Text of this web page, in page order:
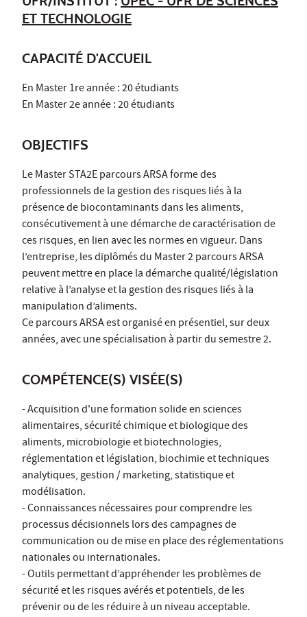
ET TECHNOLOGIE
CAPACITÉ D'ACCUEIL
En Master 1re année : 20 étudiants
En Master 2e année : 20 étudiants
OBJECTIFS
Le Master STA2E parcours ARSA forme des
professionnels de la gestion des risques liés à la
présence de biocontaminants dans les aliments,
consécutivement à une démarche de caractérisation de
ces risques, en lien avec les normes en vigueur. Dans
l’entreprise, les diplômés du Master 2 parcours ARSA
peuvent mettre en place la démarche qualité/législation
relative à l’analyse et la gestion des risques liés à la
manipulation d’aliments.
Ce parcours ARSA est organisé en présentiel, sur deux
années, avec une spécialisation à partir du semestre 2.
COMPÉTENCE(S) VISÉE(S)
- Acquisition d'une formation solide en sciences
alimentaires, sécurité chimique et biologique des
aliments, microbiologie et biotechnologies,
réglementation et législation, biochimie et techniques
analytiques, gestion / marketing, statistique et
modélisation.
- Connaissances nécessaires pour comprendre les
processus décisionnels lors des campagnes de
communication ou de mise en place des réglementations
nationales ou internationales.
- Outils permettant d’appréhender les problèmes de
sécurité et les risques avérés et potentiels, de les
prévenir ou de les réduire à un niveau acceptable.